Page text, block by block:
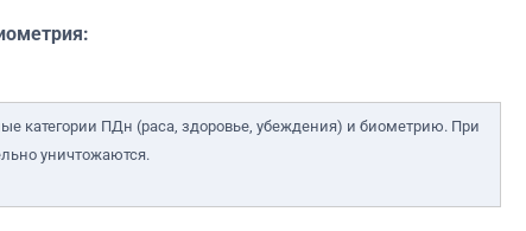
категории ПДн (раса, здоровье, убеждения) и биометрию. При
уничтожаются.